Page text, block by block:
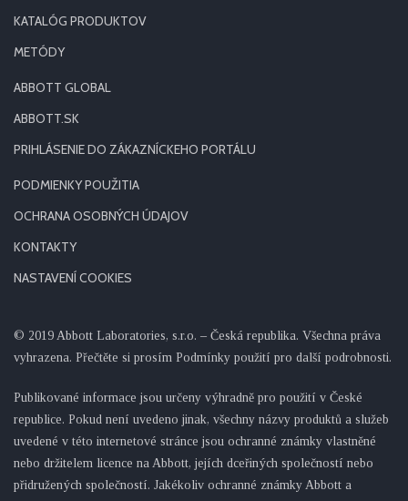
KATALÓG PRODUKTOV
METÓDY
ABBOTT GLOBAL
ABBOTT.SK
PRIHLÁSENIE DO ZÁKAZNÍCKEHO PORTÁLU
PODMIENKY POUŽITIA
OCHRANA OSOBNÝCH ÚDAJOV
KONTAKTY
NASTAVENÍ COOKIES
© 2019 Abbott Laboratories, s.r.o. – Česká republika. Všechna práva
vyhrazena. Přečtěte si prosím Podmínky použití pro další podrobnosti.
Publikované informace jsou určeny výhradně pro použití v České
republice. Pokud není uvedeno jinak, všechny názvy produktů a služeb
uvedené v této internetové stránce jsou ochranné známky vlastněné
nebo držitelem licence na Abbott, jejích dceřiných společností nebo
přidružených společností. Jakékoliv ochranné známky Abbott a